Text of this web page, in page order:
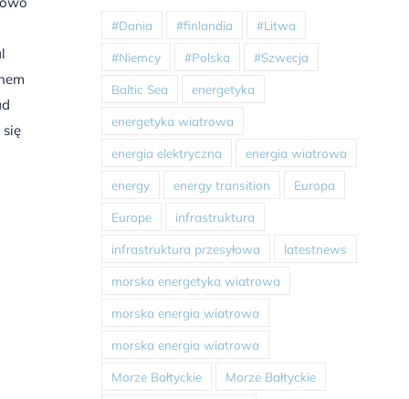
#Dania #finlandia #Litwa
#Niemcy #Polska #Szwecja
Baltic Sea energetyka
energetyka wiatrowa
energia elektryczna energia wiatrowa
energy energy transition Europa
Europe infrastruktura
infrastruktura przesyłowa latestnews
morska energetyka wiatrowa
morska energia wiatrowa
morska energia wiatrowa
Morze Bałtyckie Morze Bałtyckie